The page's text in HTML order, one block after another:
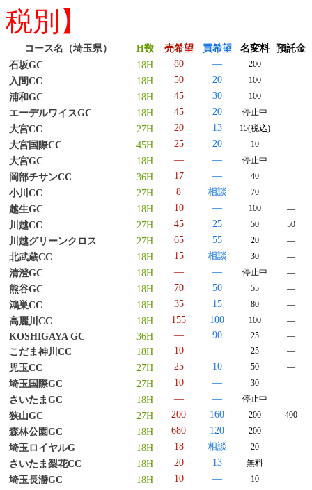
税別】
コース名（埼玉県） H数 売希望 買希望 名変料
預託金
石坂GC
18H 80 ― 200 ―
入間CC 18H 50 20 100 ―
浦和GC 18H 45 30 100 ―
エーデルワイスGC 18H 45 20 停止中 ―
大宮CC 27H 20 13 15(税込) ―
大宮国際CC 45H 25 20 10 ―
大宮GC 18H ― ― 停止中 ―
岡部チサンCC 36H 17 ― 40 ―
小川CC 27H 8 相談 70 ―
越生GC 18H 10 ― 100 ―
川越CC 27H 45 25 50 50
川越グリーンクロス 27H 65 55 20 ―
北武蔵CC 18H 15 相談 30 ―
清澄GC 18H ― ― 停止中 ―
熊谷GC 18H 70 50 55 ―
鴻巣CC 18H 35 15 80 ―
高麗川CC 18H 155 100 100 ―
KOSHIGAYA GC 36H ― 90 25 ―
こだま神川CC 18H 10 ― 25 ―
児玉CC 27H 25 10 50 ―
埼玉国際GC 27H 10 ― 30 ―
さいたまGC 18H ― ― 停止中 ―
狭山GC 27H 200 160 200 400
森林公園GC 18H 680 120 200 ―
埼玉ロイヤルG 18H 18 相談 20 ―
さいたま梨花CC 18H 20 13 無料 ―
埼玉長瀞GC 18H 10 ― 10 ―